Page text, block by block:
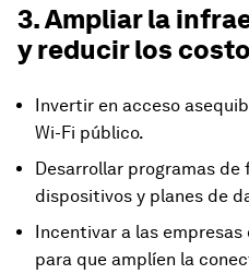
3. Ampliar la
y reducir los
Invertir en acceso
Wi-Fi público.
Desarrollar programas
dispositivos y planes de
Incentivar a las
para que amplíen la